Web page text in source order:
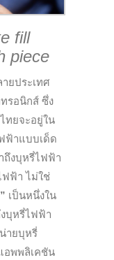
fill
piece
ยประเทศ
รอนิกส์ ซึ่ง
ทยจะอยู่ใน
ฟ้าแบบเด็ด
ถึงบุหรี่ไฟฟ้า
ฟ้า ไม่ใช่
เป็นหนึ่งใน
บุหรี่ไฟฟ้า
ายบุหรี่
อพพลิเคชัน